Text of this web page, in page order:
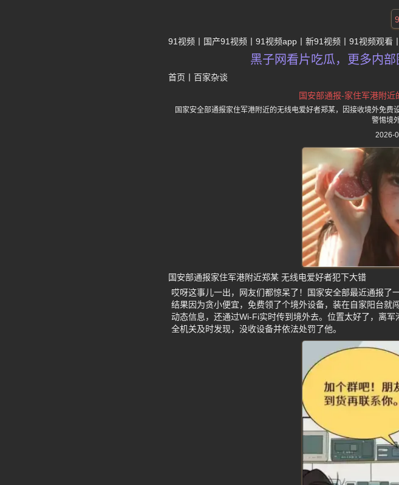
91视频 国产91视频 91视频app 新91视频 91视频观看
黑子网看片吃瓜，更多内
首页 百家杂谈
国安部通报-家住军港附
国家安全部通报家住军港附近的无线电爱好者郑某，因接收境外免
警惕境
2026-
国安部通报家住军港附近郑某 无线电爱好者犯下大错
哎呀这事儿一出，网友们都惊呆了！国家安全部最近通报了
结果因为贪小便宜，免费领了个境外设备，装在自家阳台
动态信息，还通过Wi-Fi实时传到境外去。位置太好了，离
全机关及时发现，没收设备并依法处罚了他。